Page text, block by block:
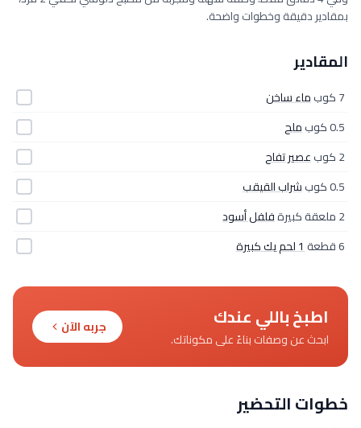
بمقادير دقيقة وخطوات واضحة.
المقادير
7 كوب
ماء ساخن
0.5 كوب
ملح
2 كوب
عصير تفاح
0.5 كوب
شراب القيقب
2 ملعقة كبيرة
فلفل أسود
6 قطعة
1 لحم يك كبيرة
اطبخ باللي عندك
ابحث عن وصفات بناءً على مكوناتك.
جربه الآن
خطوات التحضير